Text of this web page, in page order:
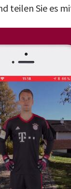
teilen Sie es